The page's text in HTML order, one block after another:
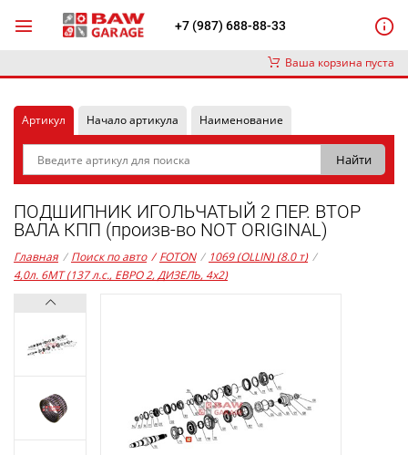
+7 (987) 688-88-33
Ваша корзина пуста
Артикул Начало артикула Наименование
ПОДШИПНИК ИГОЛЬЧАТЫЙ 2 ПЕР. ВТОР
ВАЛА КПП (произв-во NOT ORIGINAL)
Главная / Поиск по авто / FOTON / 1069 (OLLIN) (8.0 т) /
4,0л. 6MT (137 л.с., ЕВРО 2, ДИЗЕЛЬ, 4x2)